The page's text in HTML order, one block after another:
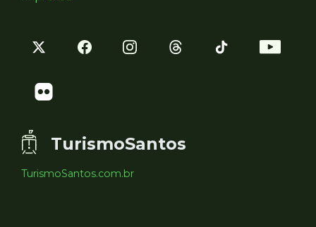
TurismoSantos
TurismoSantos.com.br